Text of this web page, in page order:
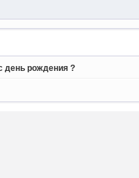
день рождения ?